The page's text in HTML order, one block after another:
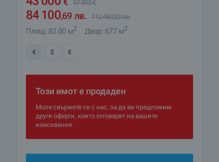
43 000 € 57 500
84 100
Площ: 82.00 м2 Двор: 677 м2
€ $ £
Този имот е продаден
Моля свържете се с нас, за да ви предложим
други оферти, които отговарят на вашите
изисквания.